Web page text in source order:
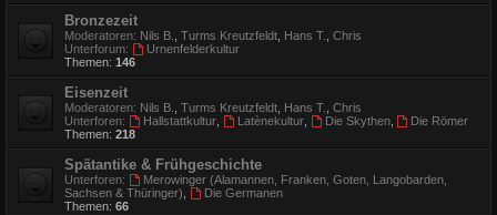
Bronzezeit
Moderatoren: Nils B. Turms Kreutzfeldt Hans T.
Chris
Unterforum:
Urnenfelderkultur
Themen: 146
Eisenzeit
Moderatoren: Nils B. Turms Kreutzfeldt Hans T.
Chris
Unterforen:
Hallstattkultur, Latènekultur, Die Skythen,
Die Römer
Themen: 218
Spätantike & Frühgeschichte
Unterforen:
Merowinger (Alamannen, Franken, Goten, Langobarden,
Sachsen & Thüringer)
Die Germanen
Themen: 66